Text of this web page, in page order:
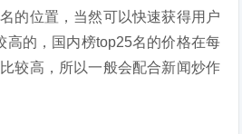
的位置，当然可以快速获得用户
高的，国内榜top25名的价格在每
较高，所以一般会配合新闻炒作